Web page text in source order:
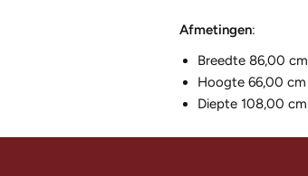
Afmetingen:
Breedte 86,00 cm
Hoogte 66,00 cm
Diepte 108,00 cm